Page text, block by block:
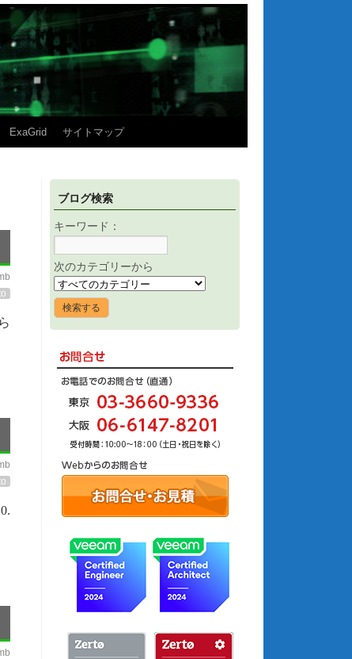
ExaGrid サイトマップ
ブログ検索
キーワード：
次のカテゴリーから